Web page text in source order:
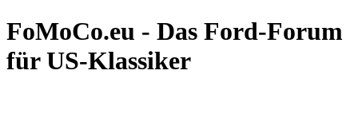
FoMoCo.eu - Das Ford-Forum
für US-Klassiker